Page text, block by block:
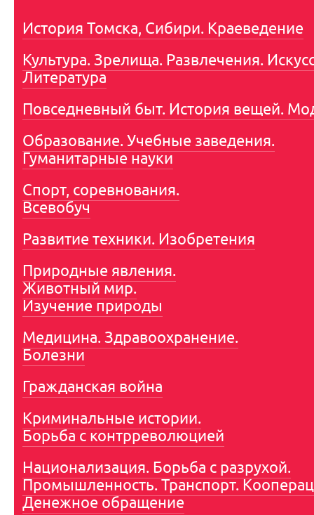
История Томска, Сибири. Краеведение
Культура. Зрелища. Развлечения.
Литература
Повседневный быт. История вещей.
Образование. Учебные заведения.
Гуманитарные науки
Спорт, соревнования.
Всевобуч
Развитие техники. Изобретения
Природные явления.
Животный мир.
Изучение природы
Медицина. Здравоохранение.
Болезни
Гражданская война
Криминальные истории.
Борьба с контрреволюцией
Национализация. Борьба с разрухой.
Промышленность. Транспорт.
Денежное обращение